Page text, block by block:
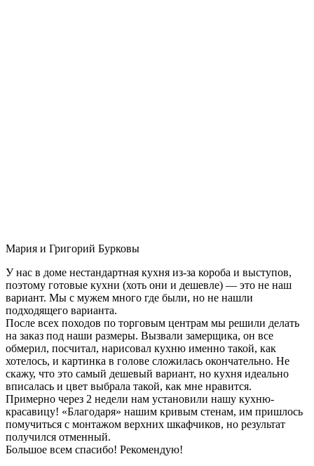
Мария и Григорий Бурковы
У нас в доме нестандартная кухня из-за короба и выступов,
поэтому готовые кухни (хоть они и дешевле) — это не наш
вариант. Мы с мужем много где были, но не нашли
подходящего варианта.
После всех походов по торговым центрам мы решили делать
на заказ под наши размеры. Вызвали замерщика, он все
обмерил, посчитал, нарисовал кухню именно такой, как
хотелось, и картинка в голове сложилась окончательно. Не
скажу, что это самый дешевый вариант, но кухня идеально
вписалась и цвет выбрала такой, как мне нравится.
Примерно через 2 недели нам установили нашу кухню-
красавицу! «Благодаря» нашим кривым стенам, им пришлось
помучиться с монтажом верхних шкафчиков, но результат
получился отменный.
Большое всем спасибо! Рекомендую!